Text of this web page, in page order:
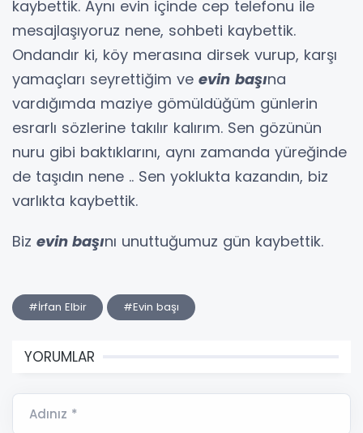
kaybettik. Aynı evin içinde cep telefonu ile
mesajlaşıyoruz nene, sohbeti kaybettik.
Ondandır ki, köy merasına dirsek vurup, karşı
yamaçları seyrettiğim ve evin başına
vardığımda maziye gömüldüğüm günlerin
esrarlı sözlerine takılır kalırım. Sen gözünün
nuru gibi baktıklarını, aynı zamanda yüreğinde
de taşıdın nene .. Sen yoklukta kazandın, biz
varlıkta kaybettik.
Biz evin başını unuttuğumuz gün kaybettik.
#İrfan Elbir #Evin başı
YORUMLAR
Adınız *